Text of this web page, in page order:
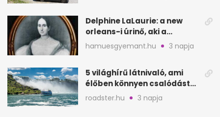
Delphine LaLaurie: a new
orleans-i úrinő, aki a
padláson kínzott
hamuesgyemant.hu 3 napja
5 világhírű látnivaló, ami
élőben könnyen csalódást
okozhat
roadster.hu 3 napja